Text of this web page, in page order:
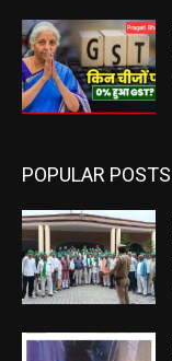
POPULAR POSTS